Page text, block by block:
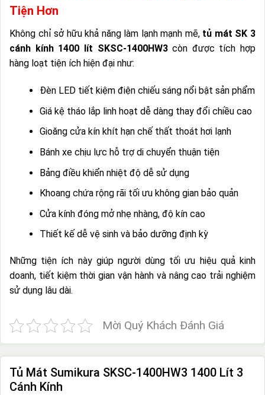
Tiện Hơn
Không chỉ sở hữu khả năng làm lạnh mạnh mẽ, tủ mát SK 3
cánh kính 1400 lít SKSC-1400HW3còn được tích hợp
hàng loạt tiện ích hiện đại như:
Đèn LED tiết kiệm điện chiếu sáng nổi bật sản phẩm
Giá kệ tháo lắp linh hoạt dễ dàng thay đổi chiều cao
Gioăng cửa kín khít hạn chế thất thoát hơi lạnh
Bánh xe chịu lực hỗ trợ di chuyển thuận tiện
Bảng điều khiển nhiệt độ dễ sử dụng
Khoang chứa rộng rãi tối ưu không gian bảo quản
Cửa kính đóng mở nhẹ nhàng, độ kín cao
Thiết kế dễ vệ sinh và bảo dưỡng định kỳ
Những tiện ích này giúp người dùng tối ưu hiệu quả kinh
doanh, tiết kiệm thời gian vận hành và nâng cao trải nghiệm
sử dụng lâu dài.
Mời Quý Khách Đánh Giá
Tủ Mát Sumikura SKSC-1400HW3 1400 Lít 3
Cánh Kính